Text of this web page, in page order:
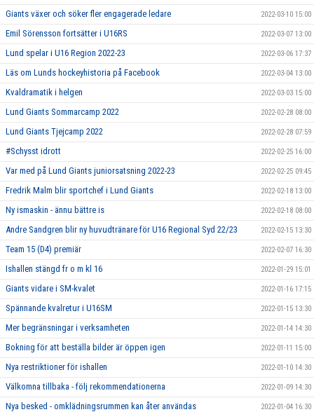
Giants växer och söker fler engagerade ledare 2022-03-10 15:00
Emil Sörensson fortsätter i U16RS 2022-03-07 13:00
Lund spelar i U16 Region 2022-23 2022-03-06 17:37
Läs om Lunds hockeyhistoria på Facebook 2022-03-04 13:00
Kvaldramatik i helgen 2022-03-03 15:00
Lund Giants Sommarcamp 2022 2022-02-28 08:00
Lund Giants Tjejcamp 2022 2022-02-28 07:59
#Schysst idrott 2022-02-25 16:00
Var med på Lund Giants juniorsatsning 2022-23 2022-02-25 09:45
Fredrik Malm blir sportchef i Lund Giants 2022-02-18 13:00
Ny ismaskin - ännu bättre is 2022-02-18 08:00
Andre Sandgren blir ny huvudtränare för U16 Regional Syd 22/23 2022-02-15 13:30
Team 15 (D4) premiär 2022-02-07 16:30
Ishallen stängd fr o m kl 16 2022-01-29 15:01
Giants vidare i SM-kvalet 2022-01-16 17:15
Spännande kvalretur i U16SM 2022-01-15 13:30
Mer begränsningar i verksamheten 2022-01-14 14:30
Bokning för att beställa bilder är öppen igen 2022-01-11 15:00
Nya restriktioner för ishallen 2022-01-10 14:30
Välkomna tillbaka - följ rekommendationerna 2022-01-09 14:30
Nya besked - omklädningsrummen kan åter användas 2022-01-04 16:30